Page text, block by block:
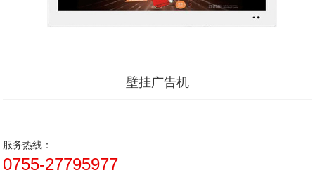
壁挂广告机
服务热线：
0755-27795977